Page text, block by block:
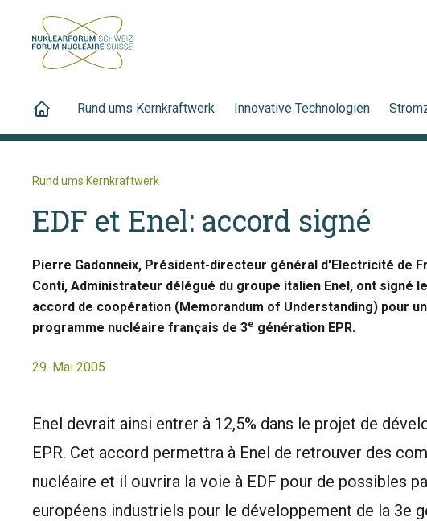
Rund ums Kernkraftwerk Innovative Technologien
Rund ums Kernkraftwerk
EDF et Enel: accord signé
Pierre Gadonneix, Président-directeur général d'Electricité de
Conti, Administrateur délégué du groupe italien Enel, ont signé
accord de coopération (Memorandum of Understanding) pour
programme nucléaire français de 3e génération EPR.
29. Mai 2005
Enel devrait ainsi entrer à 12,5% dans le projet de
EPR. Cet accord permettra à Enel de retrouver des
nucléaire et il ouvrira la voie à EDF pour de possibles
européens industriels pour le développement de la 3e